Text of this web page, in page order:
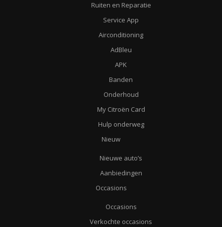
Ruiten en Reparatie
Service App
Airconditioning
AdBleu
APK
Banden
Onderhoud
My Citroën Card
Hulp onderweg
Nieuw
Nieuwe auto’s
Aanbiedingen
Occasions
Occasions
Verkochte occasions